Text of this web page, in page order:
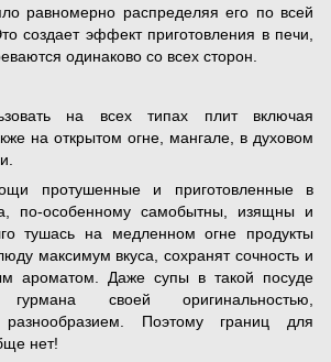
равномерно распределяя его по всей
создает эффект приготовления в печи,
одинаково со всех сторон.
на всех типах плит включая
на открытом огне, мангале, в духовом
протушенные и приготовленные в
по-особенному самобытны, изящны и
тушась на медленном огне продукты
максимум вкуса, сохранят сочность и
ароматом. Даже супы в такой посуде
своей оригинальностью,
Поэтому границ для
нет!